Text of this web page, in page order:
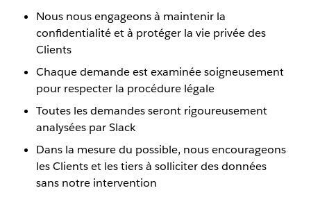
Nous nous engageons à maintenir la
confidentialité et à protéger la vie privée des
Clients
Chaque demande est examinée soigneusement
pour respecter la procédure légale
Toutes les demandes seront rigoureusement
analysées par Slack
Dans la mesure du possible, nous encourageons
les Clients et les tiers à solliciter des données
sans notre intervention